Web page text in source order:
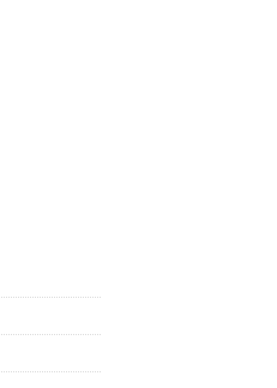
84 / 3-Cut Menge